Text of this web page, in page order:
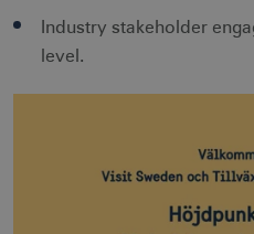
Industry stakeholder
level.